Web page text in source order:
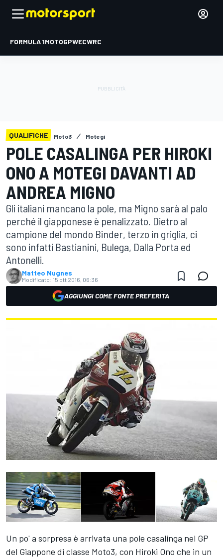
FORMULA 1MOTOGPWECWRC
QUALIFICHE Moto3 Motegi
POLE CASALINGA PER HIROKI
ONO A MOTEGI DAVANTI AD
ANDREA MIGNO
Gli italiani mancano la pole, ma Migno sarà al palo
perché il giapponese è penalizzato. Dietro al
campione del mondo Binder, terzo in griglia, ci
sono infatti Bastianini, Bulega, Dalla Porta ed
Antonelli.
Matteo Nugnes
Modificato: 15 ott 2016, 06:36
AGGIUNGI COME FONTE PREFERITA
Un po' a sorpresa è arrivata una pole casalinga nel GP
del Giappone di classe Moto3, con Hiroki Ono che in un